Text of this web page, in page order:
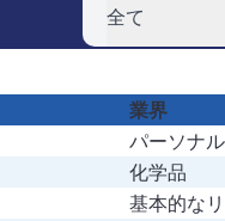
全て
業界
パーソナ
化学品
基本的な